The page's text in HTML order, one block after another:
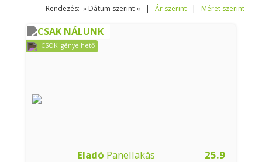
Rendezés: » Dátum szerint « | Ár szerint | Méret szerint
CSAK NÁLUNK
CSOK igényelhető
25.9
Eladó Panellakás